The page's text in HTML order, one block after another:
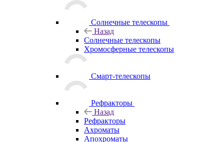
Солнечные телескопы
Назад
Солнечные телескопы
Хромосферные телескопы
Смарт-телескопы
Рефракторы
Назад
Рефракторы
Ахроматы
Апохроматы